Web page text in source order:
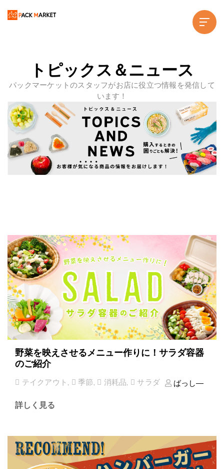
トピックス＆ニュース
パックマーケットのスタッフがお店に役立つ情報を発信して
います！
野菜を映えさせるメニュー作りに！サラダ容器
のご紹介
テイクアウト , 季節, 消耗品, サラダ ばっし―
詳しく見る